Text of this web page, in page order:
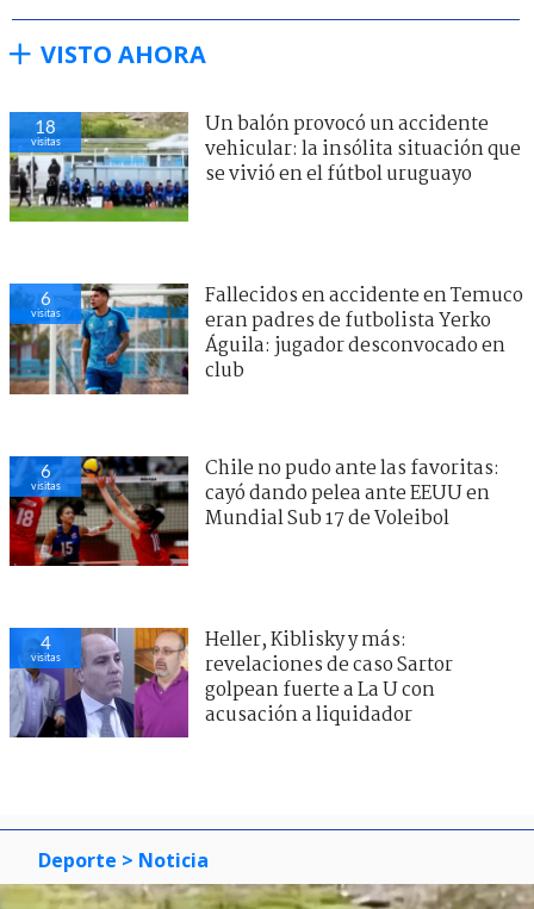
VISTO AHORA
18
visitas
Un balón provocó un accidente
vehicular: la insólita situación que
se vivió en el fútbol uruguayo
6
visitas
Fallecidos en accidente en Temuco
eran padres de futbolista Yerko
Águila: jugador desconvocado en
club
6
visitas
Chile no pudo ante las favoritas:
cayó dando pelea ante EEUU en
Mundial Sub 17 de Voleibol
4
visitas
Heller, Kiblisky y más:
revelaciones de caso Sartor
golpean fuerte a La U con
acusación a liquidador
Deporte > Noticia